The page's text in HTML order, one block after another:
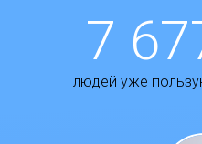
7
людей уже